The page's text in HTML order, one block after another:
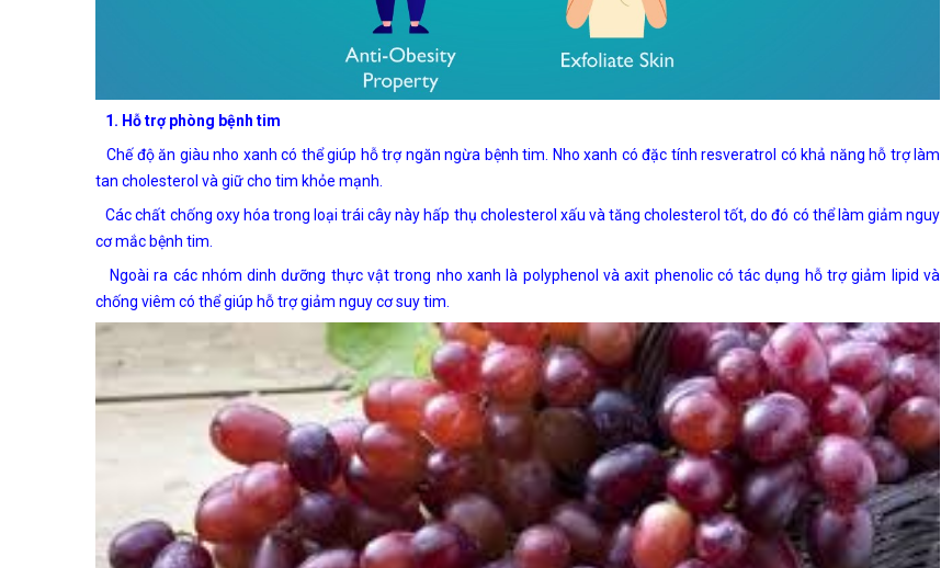
1. Hỗ trợ phòng bệnh tim
Chế độ ăn giàu nho xanh có thể giúp hỗ trợ ngăn ngừa bệnh tim. Nho xanh có đặc tính resveratrol có khả năng hỗ trợ làm
tan cholesterol và giữ cho tim khỏe mạnh.
Các chất chống oxy hóa trong loại trái cây này hấp thụ cholesterol xấu và tăng cholesterol tốt, do đó có thể làm giảm nguy
cơ mắc bệnh tim.
Ngoài ra các nhóm dinh dưỡng thực vật trong nho xanh là polyphenol và axit phenolic có tác dụng hỗ trợ giảm lipid và
chống viêm có thể giúp hỗ trợ giảm nguy cơ suy tim.